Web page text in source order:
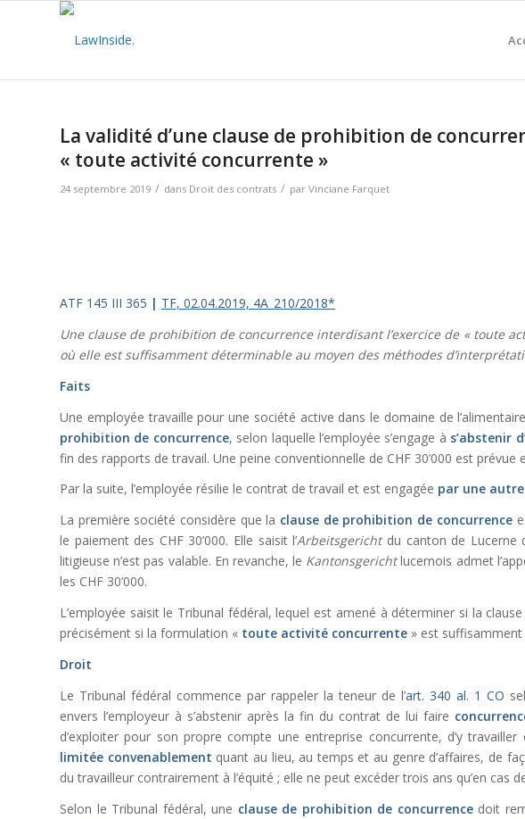
La validité d’une clause de prohibition de
« toute activité concurrente »
24 septembre 2019 / dans Droit des contrats / par Vinciane Farquet
ATF 145 III 365 | TF, 02.04.2019, 4A_210/2018*
Une clause de prohibition de concurrence interdisant l’exercice de « toute
où elle est suffisamment déterminable au moyen des méthodes
Faits
Une employée travaille pour une société active dans le domaine de
prohibition de concurrence, selon laquelle l’employée s’engage à s’abstenir
fin des rapports de travail. Une peine conventionnelle de CHF 30’000 est
Par la suite, l’employée résilie le contrat de travail et est engagée par une
La première société considère que la clause de prohibition de concurrence
le paiement des CHF 30’000. Elle saisit l’Arbeitsgericht du canton de Lucerne
litigieuse n’est pas valable. En revanche, le Kantonsgerichtlucernois admet
les CHF 30’000.
L’employée saisit le Tribunal fédéral, lequel est amené à déterminer si la
précisément si la formulation « toute activité concurrente » est
Droit
Le Tribunal fédéral commence par rappeler la teneur de l’art. 340 al. 1 CO
envers l’employeur à s’abstenir après la fin du contrat de lui faire
d’exploiter pour son propre compte une entreprise concurrente, d’y travailler
limitée convenablement quant au lieu, au temps et au genre d’affaires, de
du travailleur contrairement à l’équité ; elle ne peut excéder trois ans qu’en cas
Selon le Tribunal fédéral, une clause de prohibition de concurrence doit